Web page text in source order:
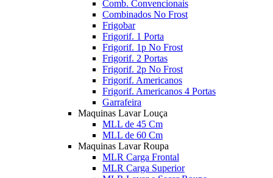
Comb. Convencionais
Combinados No Frost
Frigobar
Frigorif. 1 Porta
Frigorif. 1p No Frost
Frigorif. 2 Portas
Frigorif. 2p No Frost
Frigorif. Americanos
Frigorif. Americanos 4 Portas
Garrafeira
Maquinas Lavar Louça
MLL de 45 Cm
MLL de 60 Cm
Maquinas Lavar Roupa
MLR Carga Frontal
MLR Carga Superior